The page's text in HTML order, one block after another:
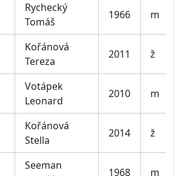
Rychecký
Tomáš
1966 m
Kořánová
Tereza
2011 ž
Votápek
Leonard
2010 m
Kořánová
Stella
2014 ž
Seeman
1968 m